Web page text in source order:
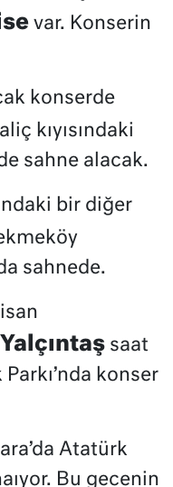
var. Konserin
konserde
kıyısındaki
sahne alacak.
bir diğer
sahnede.
Yalçıntaş saat
konser
Atatürk
Bu gecenin